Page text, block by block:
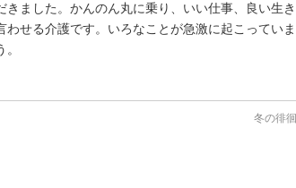
ました。かんのん丸に乗り、いい仕事、良い生き
せる介護です。いろなことが急激に起こっていま
冬の徘徊